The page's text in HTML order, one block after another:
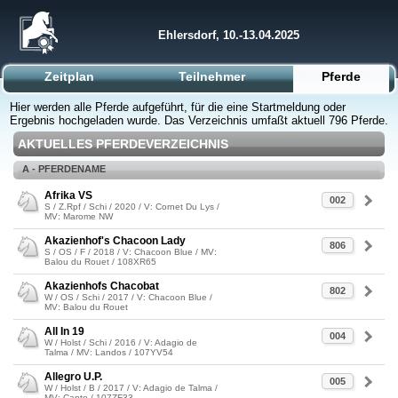
Ehlersdorf, 10.-13.04.2025
Zeitplan Teilnehmer Pferde
Hier werden alle Pferde aufgeführt, für die eine Startmeldung oder
Ergebnis hochgeladen wurde. Das Verzeichnis umfaßt aktuell 796 Pferde.
AKTUELLES PFERDEVERZEICHNIS
A - PFERDENAME
002
Afrika VS
S / Z.Rpf / Schi / 2020 / V: Cornet Du Lys /
MV: Marome NW
806
Akazienhof's Chacoon Lady
S / OS / F / 2018 / V: Chacoon Blue / MV:
Balou du Rouet / 108XR65
802
Akazienhofs Chacobat
W / OS / Schi / 2017 / V: Chacoon Blue /
MV: Balou du Rouet
004
All In 19
W / Holst / Schi / 2016 / V: Adagio de
Talma / MV: Landos / 107YV54
005
Allegro U.P.
W / Holst / B / 2017 / V: Adagio de Talma /